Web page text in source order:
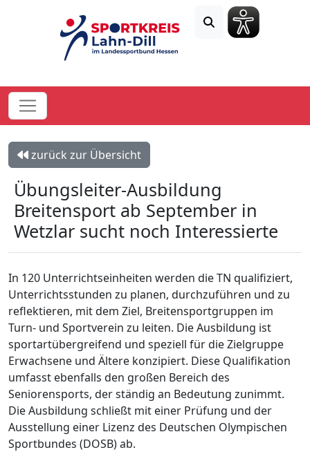
zurück zur Übersicht
Übungsleiter-Ausbildung
Breitensport ab September in
Wetzlar sucht noch Interessierte
In 120 Unterrichtseinheiten werden die TN qualifiziert,
Unterrichtsstunden zu planen, durchzuführen und zu
reflektieren, mit dem Ziel, Breitensportgruppen im
Turn- und Sportverein zu leiten. Die Ausbildung ist
sportartübergreifend und speziell für die Zielgruppe
Erwachsene und Ältere konzipiert. Diese Qualifikation
umfasst ebenfalls den großen Bereich des
Seniorensports, der ständig an Bedeutung zunimmt.
Die Ausbildung schließt mit einer Prüfung und der
Ausstellung einer Lizenz des Deutschen Olympischen
Sportbundes (DOSB) ab.